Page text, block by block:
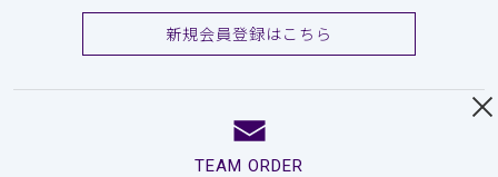
新規会員登録はこちら
TEAM ORDER